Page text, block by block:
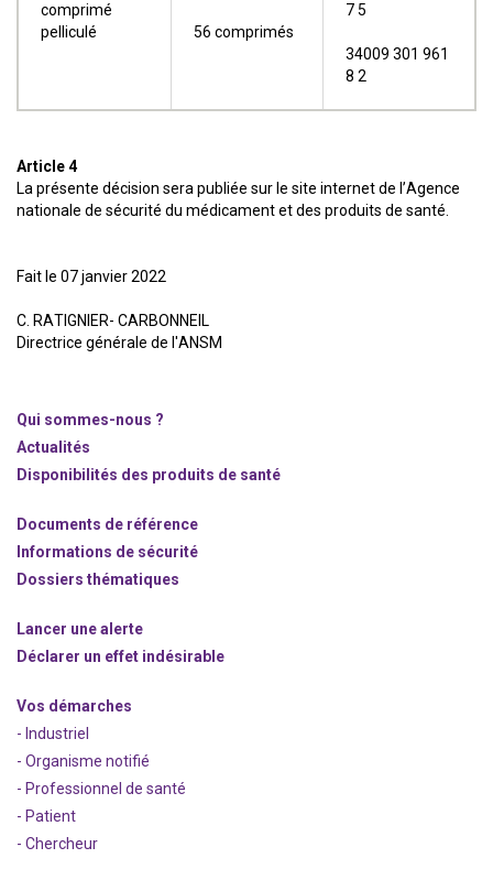
comprimé
pelliculé
56 comprimés
7 5
34009 301 961
8 2
Article 4
La présente décision sera publiée sur le site internet de l’Agence
nationale de sécurité du médicament et des produits de santé.
Fait le 07 janvier 2022
C. RATIGNIER- CARBONNEIL
Directrice générale de l'ANSM
Qui sommes-nous ?
Actualités
Disponibilités des produits de santé
Documents de référence
Informations de sécurité
Dossiers thématiques
Lancer une alerte
Déclarer un effet indésirable
Vos démarches
- Industriel
- Organisme notifié
- Professionnel de santé
- Patient
- Chercheur